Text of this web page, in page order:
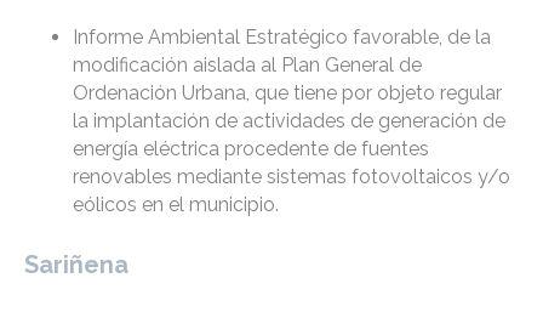
Informe Ambiental Estratégico favorable, de la
modificación aislada al Plan General de
Ordenación Urbana, que tiene por objeto regular
la implantación de actividades de generación de
energía eléctrica procedente de fuentes
renovables mediante sistemas fotovoltaicos y/o
eólicos en el municipio.
Sariñena